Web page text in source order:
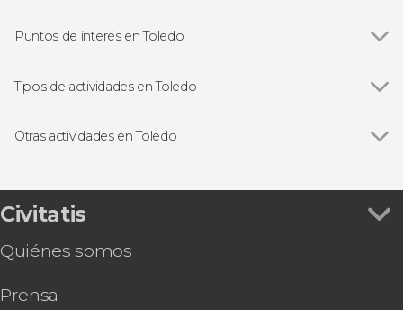
Puntos de interés en Toledo
Sinagoga de Santa María La Blanca
Mezquita del Cristo de la Luz
Tipos de actividades en Toledo
Entradas en Toledo
Otras actividades en Toledo
Visita guiada por el Toledo de las 3 culturas
Visita guiada por el Alcázar de Toledo y el Museo
Entrada al espectáculo El Sueño de Toledo
Sótanos y mazmorras
Civitatis
Quiénes somos
Prensa